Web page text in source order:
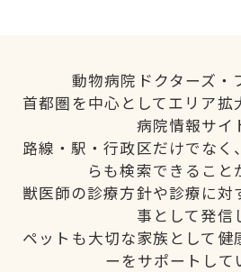
動物病院ドクターズ・
首都圏を中心としてエリア拡
病院情報サイ
路線・駅・行政区だけでなく
らも検索できること
獣医師の診療方針や診療に対
事として発信
ペットも大切な家族として健
ーをサポートして